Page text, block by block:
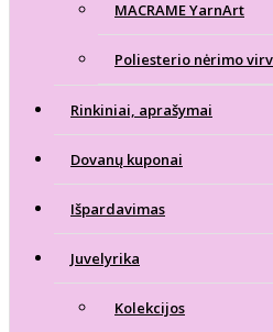
MACRAME YarnArt
Poliesterio nėrimo
Rinkiniai, aprašymai
Dovanų kuponai
Išpardavimas
Juvelyrika
Kolekcijos